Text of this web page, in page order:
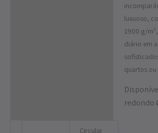
luxuoso,
1900 g/
diário em
quartos ou
redondo
Circular